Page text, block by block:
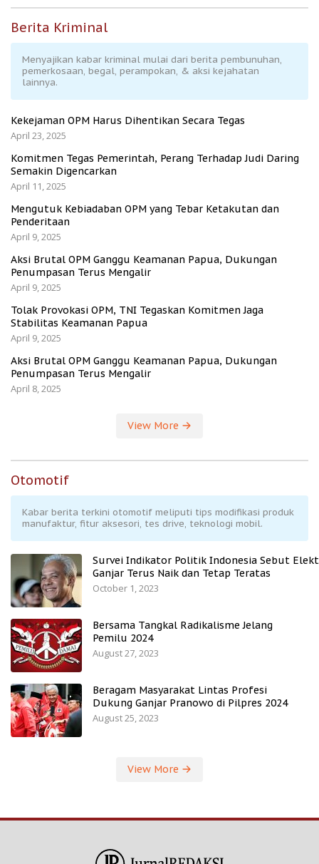
Berita Kriminal
Menyajikan kabar kriminal mulai dari berita pembunuhan,
pemerkosaan, begal, perampokan, & aksi kejahatan
lainnya.
Kekejaman OPM Harus Dihentikan Secara Tegas
April 23, 2025
Komitmen Tegas Pemerintah, Perang Terhadap Judi Daring
Semakin Digencarkan
April 11, 2025
Mengutuk Kebiadaban OPM yang Tebar Ketakutan dan
Penderitaan
April 9, 2025
Aksi Brutal OPM Ganggu Keamanan Papua, Dukungan
Penumpasan Terus Mengalir
April 9, 2025
Tolak Provokasi OPM, TNI Tegaskan Komitmen Jaga
Stabilitas Keamanan Papua
April 9, 2025
Aksi Brutal OPM Ganggu Keamanan Papua, Dukungan
Penumpasan Terus Mengalir
April 8, 2025
View More
Otomotif
Kabar berita terkini otomotif meliputi tips modifikasi produk
manufaktur, fitur aksesori, tes drive, teknologi mobil.
Survei Indikator Politik Indonesia Sebut
Ganjar Terus Naik dan Tetap Teratas
October 1, 2023
Bersama Tangkal Radikalisme Jelang
Pemilu 2024
August 27, 2023
Beragam Masyarakat Lintas Profesi
Dukung Ganjar Pranowo di Pilpres 2024
August 25, 2023
View More